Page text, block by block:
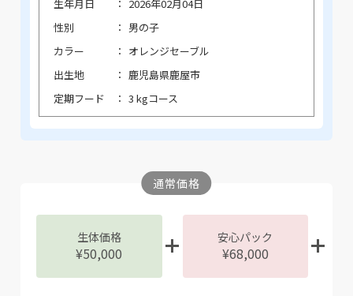
生年月日
2026年02月04日
性別
男の子
カラー
オレンジセーブル
出生地
鹿児島県鹿屋市
定期フード
3 kgコース
通常価格
生体価格
¥50,000
安心パック
¥68,000